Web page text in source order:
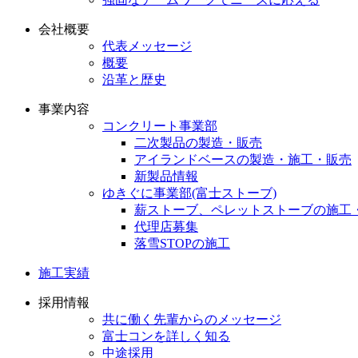
会社概要
代表メッセージ
概要
沿革と歴史
事業内容
コンクリート事業部
二次製品の製造・販売
アイランドベースの製造・施工・販売
新製品情報
ゆきぐに事業部(富士ストーブ)
薪ストーブ、ペレットストーブの施工
代理店募集
落雪STOPの施工
施工実績
採用情報
共に働く先輩からのメッセージ
富士コンを詳しく知る
中途採用